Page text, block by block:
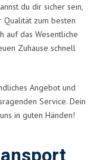
du dir sicher sein,
Qualität zum besten
auf das Wesentliche
Zuhause schnell
Angebot und
Service. Dein
in guten Händen!